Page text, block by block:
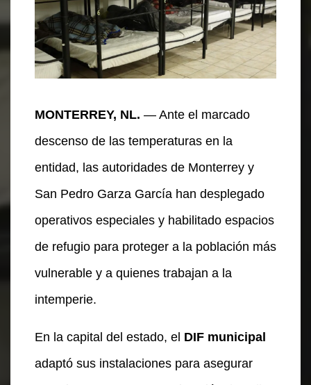
MONTERREY, NL. — Ante el marcado
descenso de las temperaturas en la
entidad, las autoridades de Monterrey y
San Pedro Garza García han desplegado
operativos especiales y habilitado espacios
de refugio para proteger a la población más
vulnerable y a quienes trabajan a la
intemperie.
En la capital del estado, el DIF municipal
adaptó sus instalaciones para asegurar